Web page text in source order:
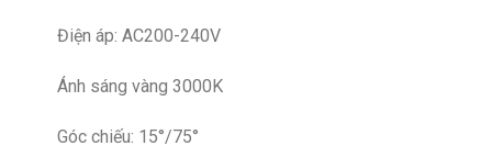
Điện áp: AC200-240V
Ánh sáng vàng 3000K
Góc chiếu: 15°/75°